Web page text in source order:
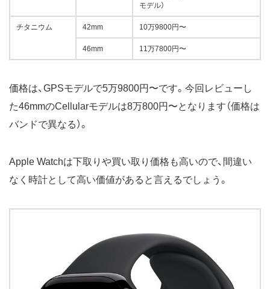
モ‍デ‍ル）
チタニウム 42mm 10万9800円〜
46mm 11万7800円〜
価格は、GPSモデルで5万9800円〜です。今回レビューし
た46mmのCellularモデルは8万800円〜となります（価格は
バンドで異なる）。
Apple Watchは下取りや買い取り価格も高いので、間違い
なく時計として高い価値があると言えるでしょう。